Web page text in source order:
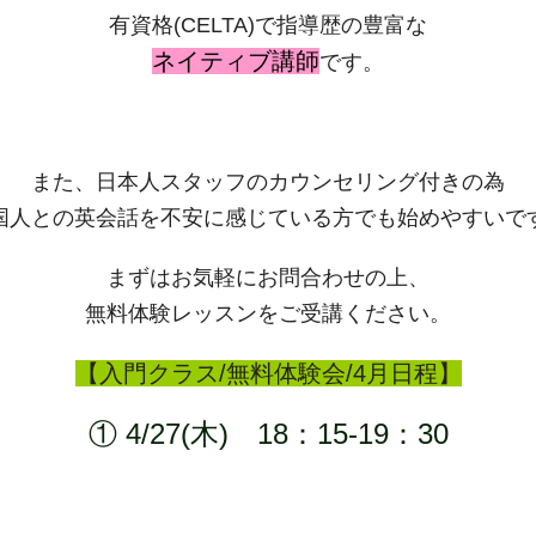
有資格(CELTA)で指導歴の豊富な
ネイティブ講師です。
また、日本人スタッフのカウンセリング付きの為
人との英会話を不安に感じている方でも始めやすいで
まずはお気軽にお問合わせの上、
無料体験レッスンをご受講ください。
【入門クラス/無料体験会/4月日程】
① 4/27(木) 18：15-19：30